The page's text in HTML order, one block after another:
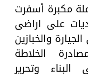
مكبرة أسفرت
لتعديات على اراضى
والخبازين
الخلاطة
وتحرير